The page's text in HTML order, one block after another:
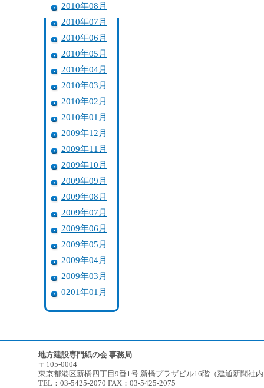
2010年08月
2010年07月
2010年06月
2010年05月
2010年04月
2010年03月
2010年02月
2010年01月
2009年12月
2009年11月
2009年10月
2009年09月
2009年08月
2009年07月
2009年06月
2009年05月
2009年04月
2009年03月
0201年01月
地方建設専門紙の会 事務局
〒105-0004
東京都港区新橋四丁目9番1号 新橋プラザビル16階（建通新聞社
TEL：03-5425-2070 FAX：03-5425-2075